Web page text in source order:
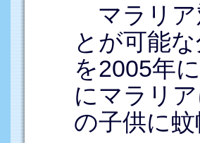
マラリア
とが可能
を2005年
にマラリ
の子供に